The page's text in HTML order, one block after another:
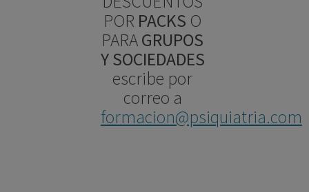
POR PACKS O
PARAGRUPOS
Y SOCIEDADES
escribe por
correo a
formacion@psiquiatria.com